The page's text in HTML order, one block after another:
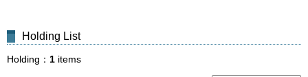
Holding List
Holding 1 items